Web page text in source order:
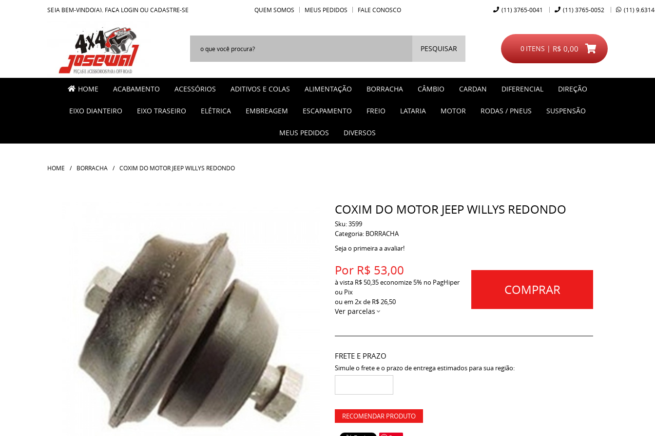
SEJA BEM-VINDO(A), FAÇA LOGIN OU CADASTRE-SE QUEM SOMOS MEUS PEDIDOS FALE CONOSCO (11) 3765-0041 (11) 3765-0052 (11)
PESQUISAR ITENS
0 R$ 0,00
HOME ACABAMENTO ACESSÓRIOS ADITIVOS E COLAS ALIMENTAÇÃO BORRACHA CÂMBIO CARDAN DIFERENCIAL DIREÇÃO
EIXO DIANTEIRO EIXO TRASEIRO ELÉTRICA EMBREAGEM ESCAPAMENTO FREIO LATARIA MOTOR RODAS / PNEUS SUSPENSÃO
MEUS PEDIDOS DIVERSOS
HOME BORRACHA COXIM DO MOTOR JEEP WILLYS REDONDO
COXIM DO MOTOR JEEP WILLYS REDONDO
Sku:3599
Categoria: BORRACHA
Seja o primeira a avaliar!
Por R$ 53,00
à vista R$ 50,35economize 5% no PagHiper
ou Pix
ou em 2xde R$ 26,50
Ver parcelas
COMPRAR
FRETE E PRAZO
Simule o frete e o prazo de entrega estimados para sua região:
RECOMENDAR PRODUTO